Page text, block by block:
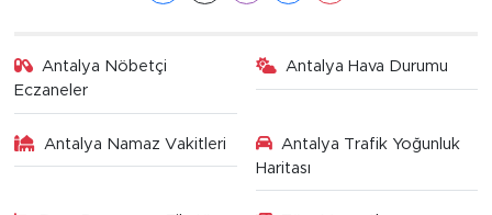
Antalya Nöbetçi
Eczaneler
Antalya Hava Durumu
Antalya Namaz Vakitleri
Antalya Trafik Yoğunluk
Haritası